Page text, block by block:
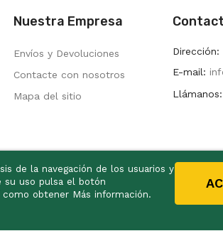
Nuestra Empresa
Envíos y Devoluciones
Contacte con nosotros
Mapa del sitio
de la navegación de los usuarios y
su uso pulsa el botón
como obtener Más información.
Dirección:
E-mail:
Llámanos: